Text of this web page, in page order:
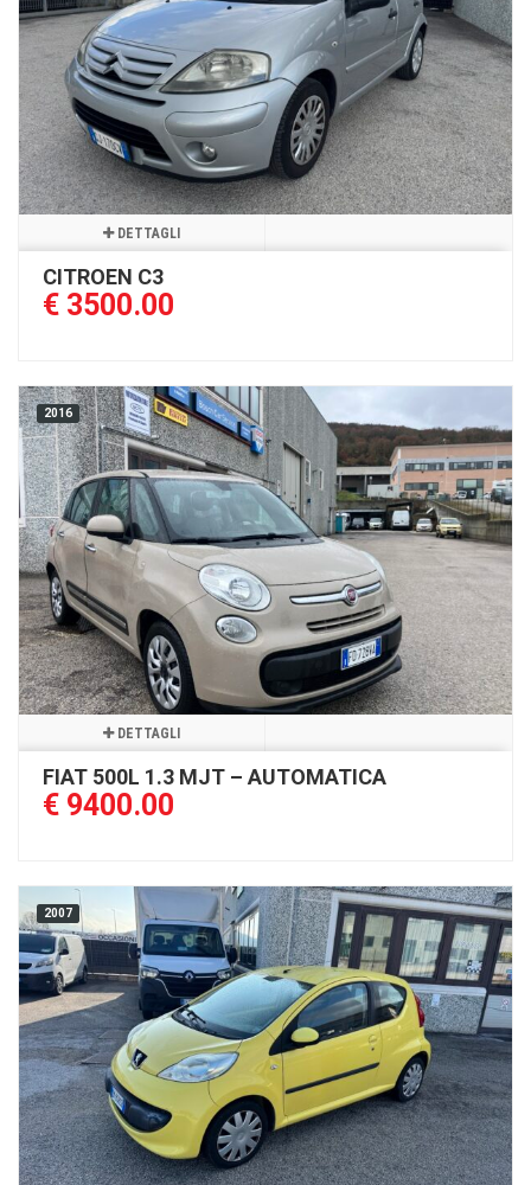
DETTAGLI
CITROEN C3
€ 3500.00
2016
DETTAGLI
FIAT 500L 1.3 MJT – AUTOMATICA
€ 9400.00
2007